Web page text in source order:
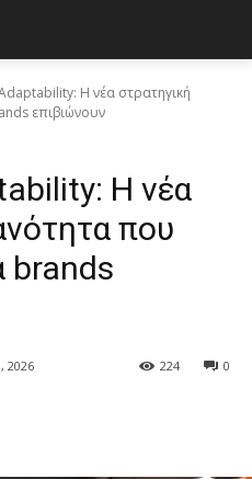
Η νέα στρατηγική
επιβιώνουν
Η νέα
που
brands
2026 0
224